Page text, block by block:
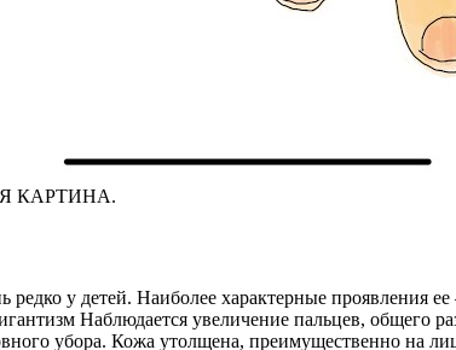
КАРТИНА.
у детей. Наиболее характерные проявления
Наблюдается увеличение пальцев, общего
убора. Кожа утолщена, преимущественно на